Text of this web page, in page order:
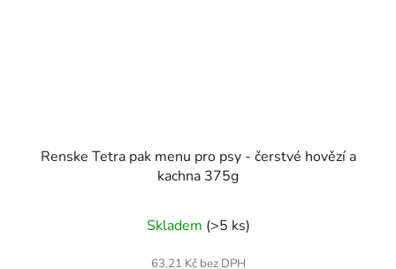
Renske Tetra pak menu pro psy - čerstvé hovězí a
kachna 375g
Skladem (>5 ks)
63,21 Kč bez DPH